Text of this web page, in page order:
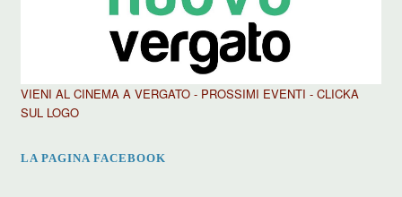
VIENI AL CINEMA A VERGATO - PROSSIMI EVENTI - CLICKA
SUL LOGO
LA PAGINA FACEBOOK